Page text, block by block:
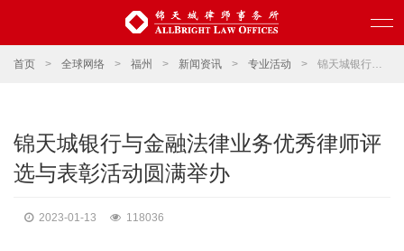
首页 > 全球网络 > 福州 > 新闻资讯 > 专业活动 > 锦天城银行与金融法律业务优秀律师评选与表彰活动圆满举办
锦天城银行与金融法律业务优秀律师评
选与表彰活动圆满举办
2023-01-13 118036